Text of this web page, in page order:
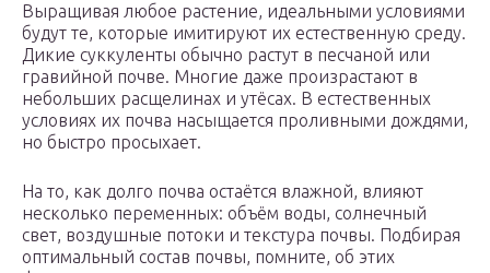
Выращивая любое растение, идеальными условиями
будут те, которые имитируют их естественную среду.
Дикие суккуленты обычно растут в песчаной или
гравийной почве. Многие даже произрастают в
небольших расщелинах и утёсах. В естественных
условиях их почва насыщается проливными дождями,
но быстро просыхает.
На то, как долго почва остаётся влажной, влияют
несколько переменных: объём воды, солнечный
свет, воздушные потоки и текстура почвы. Подбирая
оптимальный состав почвы, помните, об этих